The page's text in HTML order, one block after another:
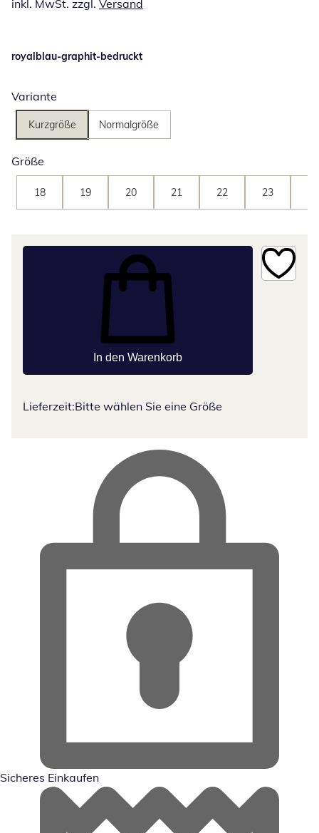
inkl. MwSt. zzgl. Versand
royalblau-graphit-bedruckt
Variante
Kurzgröße Normalgröße
Größe
18 19 20 21 22 23
In den Warenkorb
Lieferzeit:Bitte wählen Sie eine Größe
Sicheres Einkaufen